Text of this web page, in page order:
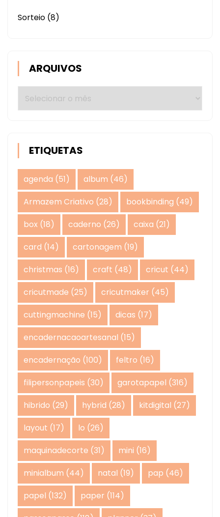
Sorteio (8)
ARQUIVOS
Arquivos
ETIQUETAS
agenda (51) album (46)
Armazem Criativo (28) bookbinding (49)
box (18) caderno (26) caixa (21)
card (14) cartonagem (19)
christmas (16) craft (48) cricut (44)
cricutmade (25) cricutmaker (45)
cuttingmachine (15) dicas (17)
encadernacaoartesanal (15)
encadernação (100) feltro (16)
filipersonpapeis (30) garotapapel (316)
hibrido (29) hybrid (28) kitdigital (27)
layout (17) lo (26)
maquinadecorte (31) mini (16)
minialbum (44) natal (19) pap (46)
papel (132) paper (114)